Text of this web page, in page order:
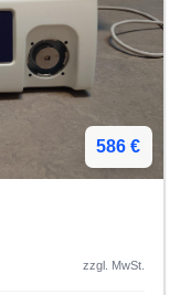
586 €
zzgl. MwSt.